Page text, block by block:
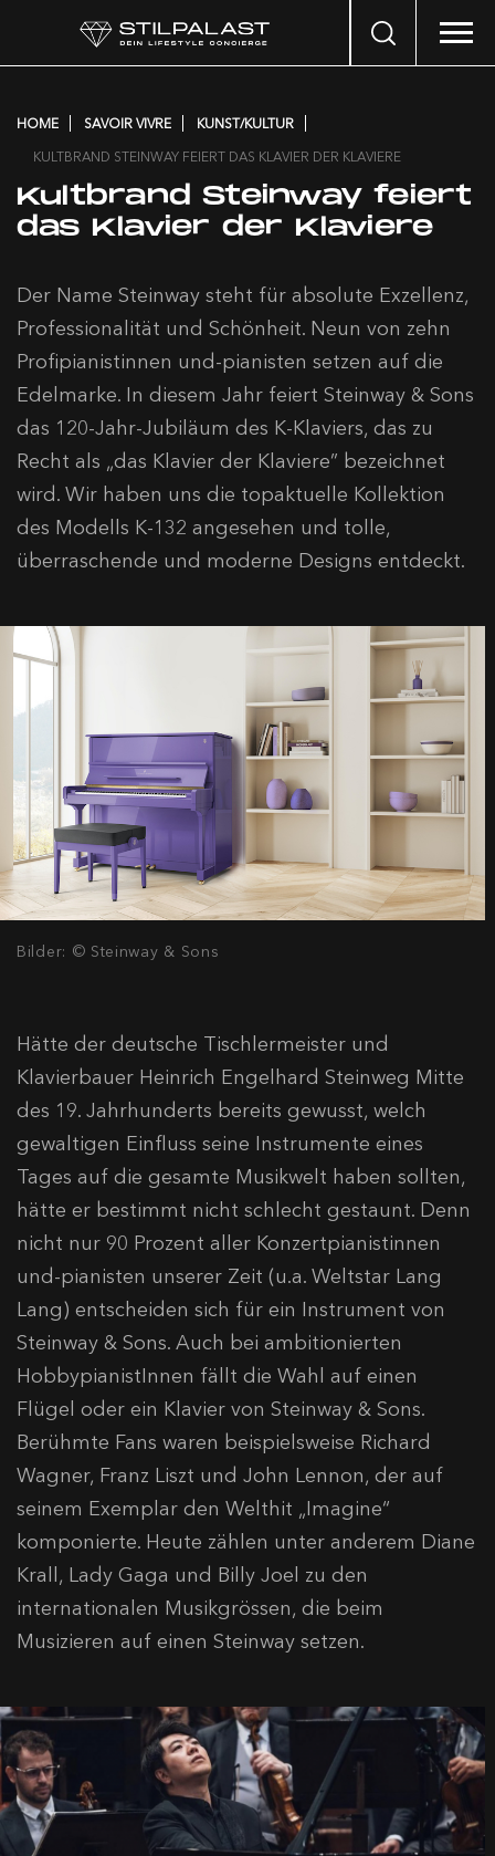
Search
HOME SAVOIR VIVRE
KUNST/KULTUR
KULTBRAND STEINWAY FEIERT DAS KLAVIER DER KLAVIERE
Kultbrand Steinway feiert
das Klavier der Klaviere
Der Name Steinway steht für absolute Exzellenz,
Professionalität und Schönheit. Neun von zehn
Profipianistinnen und-pianisten setzen auf die
Edelmarke. In diesem Jahr feiert Steinway & Sons
das 120-Jahr-Jubiläum des K-Klaviers, das zu
Recht als „das Klavier der Klaviere” bezeichnet
wird. Wir haben uns die topaktuelle Kollektion
des Modells K-132 angesehen und tolle,
überraschende und moderne Designs entdeckt.
Bilder: © Steinway & Sons
Hätte der deutsche Tischlermeister und
Klavierbauer Heinrich Engelhard Steinweg Mitte
des 19. Jahrhunderts bereits gewusst, welch
gewaltigen Einfluss seine Instrumente eines
Tages auf die gesamte Musikwelt haben sollten,
hätte er bestimmt nicht schlecht gestaunt. Denn
nicht nur 90 Prozent aller Konzertpianistinnen
und-pianisten unserer Zeit (u.a. Weltstar Lang
Lang) entscheiden sich für ein Instrument von
Steinway & Sons. Auch bei ambitionierten
HobbypianistInnen fällt die Wahl auf einen
Flügel oder ein Klavier von Steinway & Sons.
Berühmte Fans waren beispielsweise Richard
Wagner, Franz Liszt und John Lennon, der auf
seinem Exemplar den Welthit „Imagine“
komponierte. Heute zählen unter anderem Diane
Krall, Lady Gaga und Billy Joel zu den
internationalen Musikgrössen, die beim
Musizieren auf einen Steinway setzen.